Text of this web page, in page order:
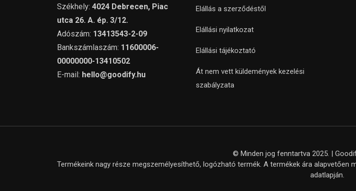
Székhely: 4024 Debrecen, Piac
utca 26. A. ép. 3/12.
Adószám: 13413543-2-09
Bankszámlaszám: 11600006-
00000000-13410502
E-mail: hello@goodify.hu
Elállás a szerződéstől
Elállási nyilatkozat
Elállási tájékoztató
Át nem vett küldemények kezelési
szabályzata
© Minden jog fenntartva 2025. |
Termékeink nagy része megszemélyesíthető, logózható termék. A termékek ára alapvetően
adatlapján.